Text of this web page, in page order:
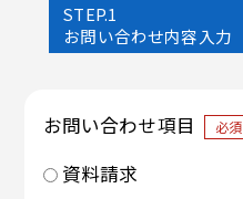
STEP.1
お問い合わせ内容入力
お問い合わせ項目 必須
資料請求